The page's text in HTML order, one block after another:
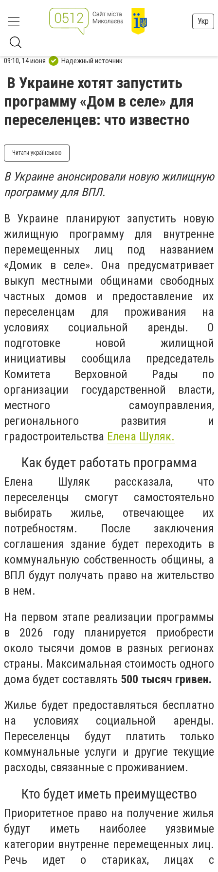
Укр
09:10, 14 июня Надежный источник
В Украине хотят запустить
программу «Дом в селе» для
переселенцев: что известно
Читати українською
В Украине анонсировали новую жилищную
программу для ВПЛ.
В Украине планируют запустить новую
жилищную программу для внутренне
перемещенных лиц под названием
«Домик в селе». Она предусматривает
выкуп местными общинами свободных
частных домов и предоставление их
переселенцам для проживания на
условиях социальной аренды. О
подготовке новой жилищной
инициативы сообщила председатель
Комитета Верховной Рады по
организации государственной власти,
местного самоуправления,
регионального развития и
градостроительства Елена Шуляк.
Как будет работать программа
Елена Шуляк рассказала, что
переселенцы смогут самостоятельно
выбирать жилье, отвечающее их
потребностям. После заключения
соглашения здание будет переходить в
коммунальную собственность общины, а
ВПЛ будут получать право на жительство
в нем.
На первом этапе реализации программы
в 2026 году планируется приобрести
около тысячи домов в разных регионах
страны. Максимальная стоимость одного
дома будет составлять 500 тысяч гривен.
Жилье будет предоставляться бесплатно
на условиях социальной аренды.
Переселенцы будут платить только
коммунальные услуги и другие текущие
расходы, связанные с проживанием.
Кто будет иметь преимущество
Приоритетное право на получение жилья
будут иметь наиболее уязвимые
категории внутренне перемещенных лиц.
Речь идет о стариках, лицах с